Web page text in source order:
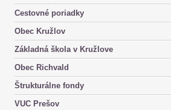
Cestovné poriadky
Obec Kružlov
Základná škola v Kružlove
Obec Richvald
Štrukturálne fondy
VUC Prešov